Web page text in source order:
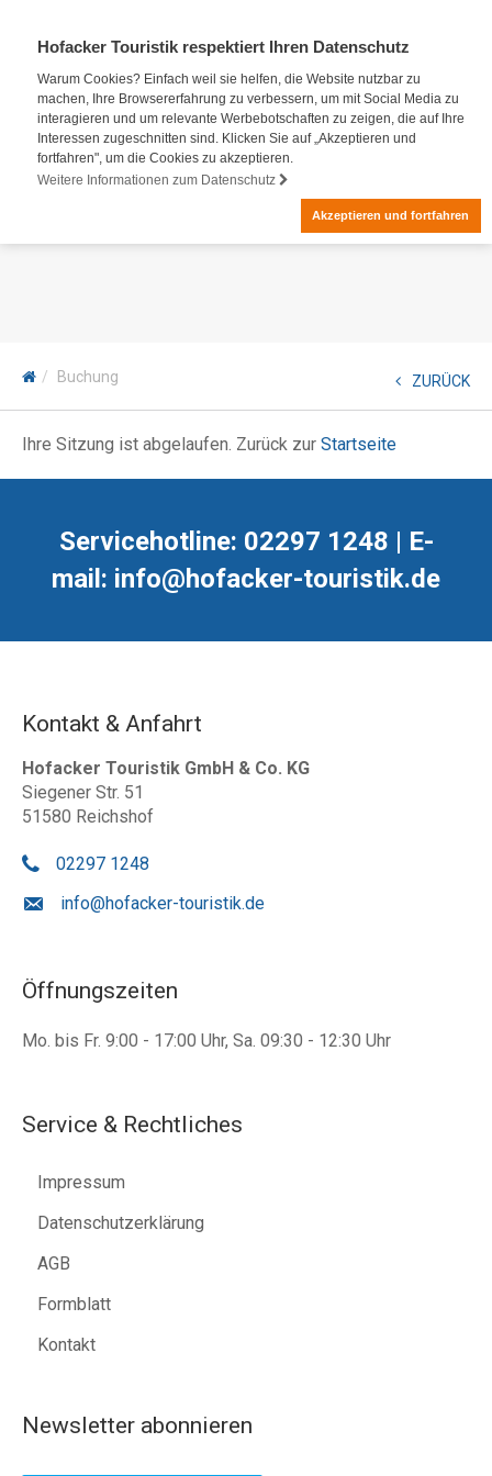
Hofacker Touristik respektiert Ihren Datenschutz
Warum Cookies? Einfach weil sie helfen, die Website nutzbar zu
machen, Ihre Browsererfahrung zu verbessern, um mit Social Media zu
interagieren und um relevante Werbebotschaften zu zeigen, die auf Ihre
Interessen zugeschnitten sind. Klicken Sie auf „Akzeptieren und
fortfahren", um die Cookies zu akzeptieren.
Weitere Informationen zum Datenschutz
Akzeptieren und fortfahren
Buchung ZURÜCK
Ihre Sitzung ist abgelaufen. Zurück zur Startseite
Servicehotline: 02297 1248 | E-
mail: info@hofacker-touristik.de
Kontakt & Anfahrt
Hofacker Touristik GmbH & Co. KG
Siegener Str. 51
51580 Reichshof
02297 1248
info@hofacker-touristik.de
Öffnungszeiten
Mo. bis Fr. 9:00 - 17:00 Uhr, Sa. 09:30 - 12:30 Uhr
Service & Rechtliches
Impressum
Datenschutzerklärung
AGB
Formblatt
Kontakt
Newsletter abonnieren